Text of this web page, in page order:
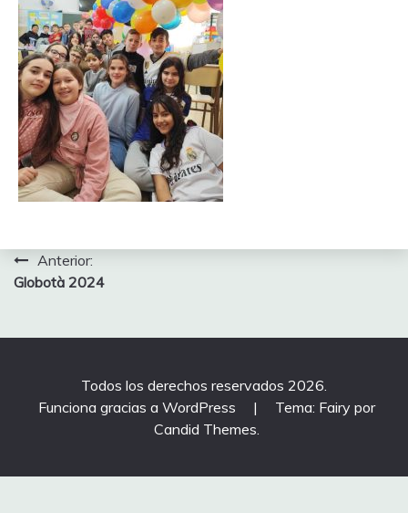
Navegación
de
entradas
Anterior:
Globotà 2024
Todos los derechos reservados 2026.
Funciona gracias a WordPress
|
Tema: Fairy por
Candid Themes